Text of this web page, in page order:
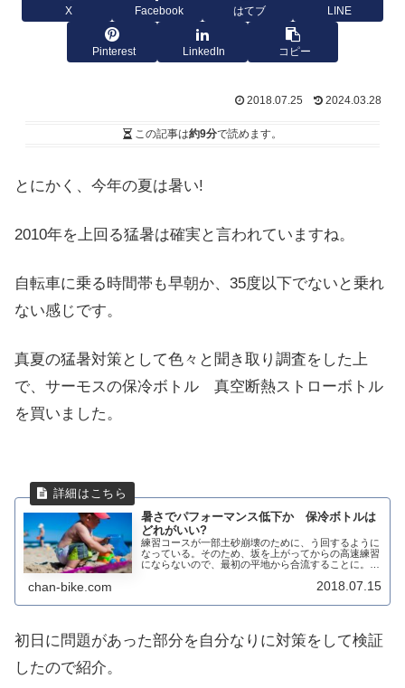
X Facebook はてブ LINE
Pinterest LinkedIn コピー
2018.07.25 2024.03.28
この記事は約9分で読めます。
とにかく、今年の夏は暑い!
2010年を上回る猛暑は確実と言われていますね。
自転車に乗る時間帯も早朝か、35度以下でないと乗れ
ない感じです。
真夏の猛暑対策として色々と聞き取り調査をした上
で、サーモスの保冷ボトル 真空断熱ストローボトル
を買いました。
暑さでパフォーマンス低下か 保冷ボトルは
どれがいい?
練習コースが一部土砂崩壊のために、う回するように
なっている。そのため、坂を上がってからの高速練習
にならないので、最初の平地から合流することに。い
ました。集団走は楽しい戻って行くと、平地TTが始...
chan-bike.com 2018.07.15
初日に問題があった部分を自分なりに対策をして検証
したので紹介。